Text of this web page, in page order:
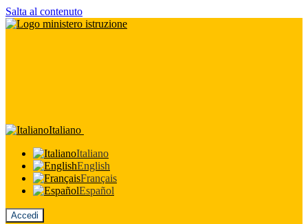
Salta al contenuto
Italiano
Italiano
English
Français
Español
Accedi